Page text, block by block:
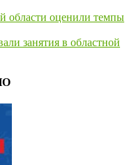
области оценили темпы
занятия в областной